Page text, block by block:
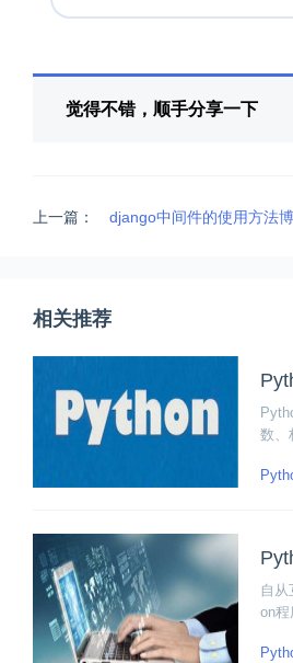
觉得不错，顺手分享一下
上一篇： django中间件的使用方法
相关推荐
数、
自
on